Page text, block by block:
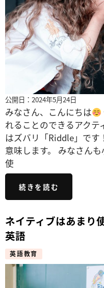
公開日：2024年5月24日
みなさん、こんにちは
れることのできるアク
はズバリ「Riddle」で
意味します。 みなさん
使
続きを読む
ネイティブはあまり
英語
英語教育